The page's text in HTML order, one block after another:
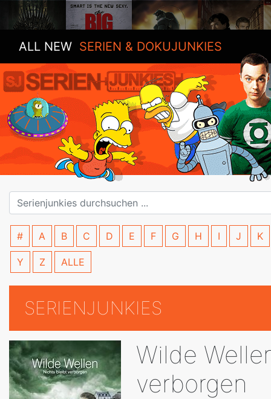
ALL NEW SERIEN & DOKUJUNKIES
# A B C D E F G H I J K
Y Z ALLE
SERIENJUNKIES
Wilde
verborgen